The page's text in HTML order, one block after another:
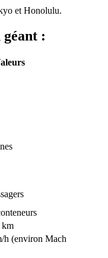
et Honolulu.
:
km
h (environ Mach